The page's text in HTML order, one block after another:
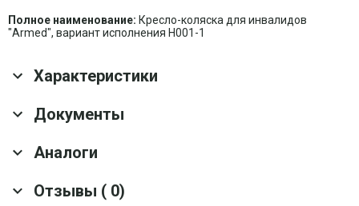
Полное наименование: Кресло-коляска для инвалидов
"Armed", вариант исполнения H001-1
Характеристики
Основные характеристики
устройство
Срок службы
Документы
Скачать все документы
Аналоги
Кресло-коляска для инвалидов Армед
Отзывы ( 0)